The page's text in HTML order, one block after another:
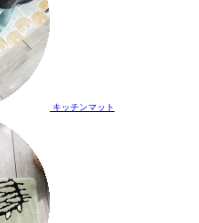
キッチンマット